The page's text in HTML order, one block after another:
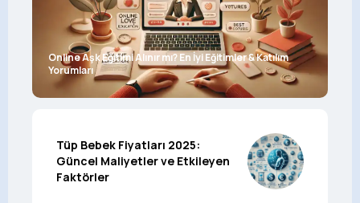
Online Aşk Eğitimi Alınır mı? En İyi Eğitimler & Katılım
Yorumları
Tüp Bebek Fiyatları 2025:
Güncel Maliyetler ve Etkileyen
Faktörler